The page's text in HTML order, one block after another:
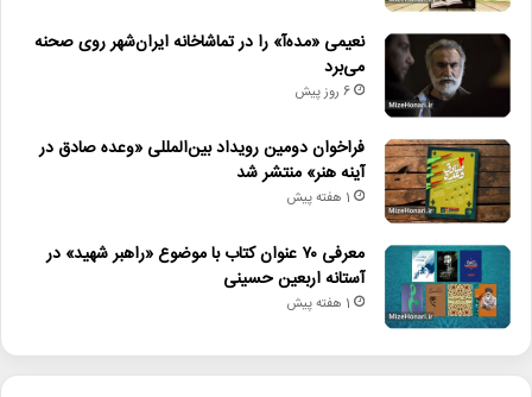
نعیمی «مده‌آ» را در تماشاخانه ایران‌شهر روی صحنه
می‌برد
6 روز پیش
فراخوان دومین رویداد بین‌المللی «وعده صادق در
آینه هنر» منتشر شد
1 هفته پیش
معرفی ۷۰ عنوان کتاب با موضوع «راهبر شهید» در
آستانه اربعین حسینی
1 هفته پیش